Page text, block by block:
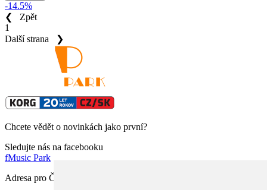
-14.5%
❮ Zpět
1
Další strana ❯
Chcete vědět o novinkách jako první?
Sledujte nás na facebooku
fMusic Park
Adresa pro ČR